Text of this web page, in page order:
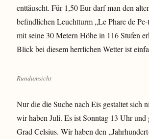
enttäuscht. Für 1,50 Eur darf man den
befindlichen Leuchtturm „Le Phare de
mit seine 30 Metern Höhe in 116 Stufen
Blick bei diesem herrlichen Wetter ist
Rundumsicht
Nur die die Suche nach Eis gestaltet sich
wir haben Juli. Es ist Sonntag 13 Uhr und
Grad Celsius. Wir haben den